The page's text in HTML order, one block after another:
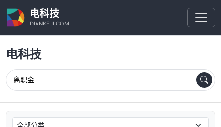
电科技
DIANKEJI.COM
电科技